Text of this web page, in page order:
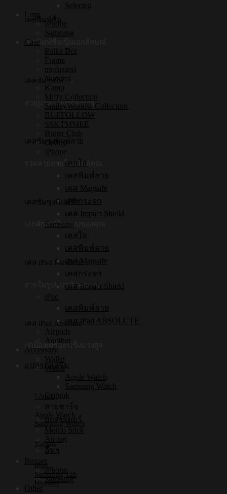
เคสพิมพ์ชื่อ
เคสพิมพ์ชื่อเป็นเอกลักษณ์
เคสซัมซุงใส
สวยนาน ไม่เหลืองง่าย
เคสซัมซุงพิมพ์ลาย
รวดลายสวยในสไตล์คุณ
เคสซัมซุงพิมพ์ชื่อ
เอกลักษณ์ในแบบของคุณ
เคส iPad พิมพ์ลาย
สวยในรูปแบบตัวคุณเอง
เคส iPad Absolute
ปกป้องเครื่อง แข็งแรงสูง
อุปกรณ์เสริม
Watch
Apple Watch
Samsung Watch
Tablets
iPad
Samsung Tab
Huawei
Selected
Lens
iPhone
Samsung
Case
Polka Dot
Frame
mofusand
Noodmi
Kamo
Miffy Collection
SmileyWorld® Collection
BUFFOLLOW
SSKTMMEE
Butter Club
Debby
iPhone
เคสใส
เคสพิมพ์ลาย
เคส Magsafe
เคสกระจก
เคส Impact Shield
Samsung
เคสใส
เคสพิมพ์ลาย
เคส Magsafe
เคสกระจก
เคส Impact Shield
iPad
เคสพิมพ์ลาย
เคส iPad ABSOLUTE
Airpods
Another
Accessory
Wallet
Watch
Apple Watch
Samsung Watch
Griptok
สายชาร์จ
อแดปเตอร์
Momo Stick
Air tag
อื่นๆ
Boxset
iPhone
Samsung
Other